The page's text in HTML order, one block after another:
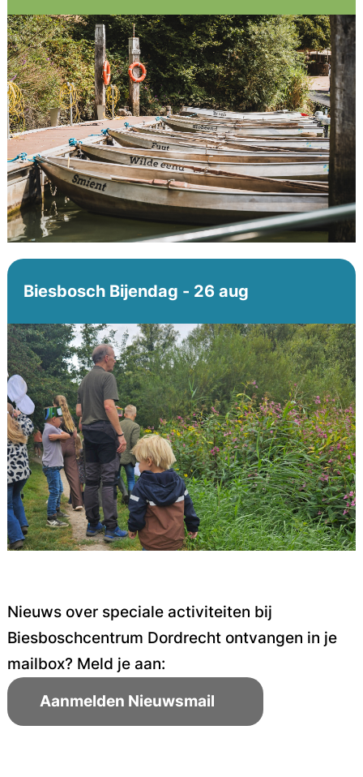
Biesbosch Bijendag - 26 aug
Nieuws over speciale activiteiten bij
Biesboschcentrum Dordrecht ontvangen in je
mailbox? Meld je aan:
Aanmelden Nieuwsmail